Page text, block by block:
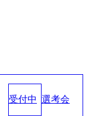
受付中 選考会